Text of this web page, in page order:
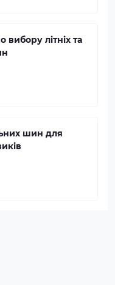
вибору літніх та
шин для